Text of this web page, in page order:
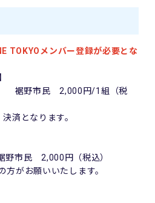
TOKYOメンバー登録が必要とな
裾野市民 2,000円/1組（税
済となります。
市民 2,000円（税込）
がお願いいたします。